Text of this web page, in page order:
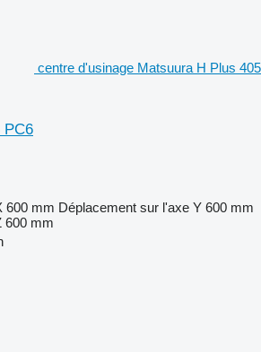
centre d'usinage Matsuura H Plus 405
PC6
600 mm Déplacement sur l'axe Y 600 mm
600 mm